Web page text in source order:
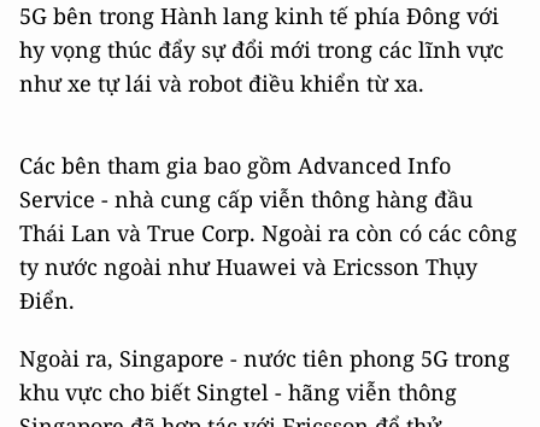
5G bên trong Hành lang kinh tế phía Đông với
hy vọng thúc đẩy sự đổi mới trong các lĩnh vực
như xe tự lái và robot điều khiển từ xa.
Các bên tham gia bao gồm Advanced Info
Service - nhà cung cấp viễn thông hàng đầu
Thái Lan và True Corp. Ngoài ra còn có các công
ty nước ngoài như Huawei và Ericsson Thụy
Điển.
Ngoài ra, Singapore - nước tiên phong 5G trong
khu vực cho biết Singtel - hãng viễn thông